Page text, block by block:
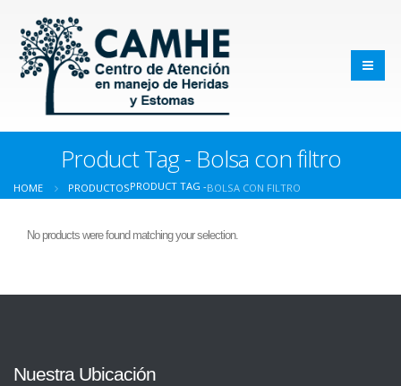
Product Tag - Bolsa con filtro
HOME PRODUCTOSPRODUCT TAG -BOLSA CON FILTRO
No products were found matching your selection.
Nuestra Ubicación